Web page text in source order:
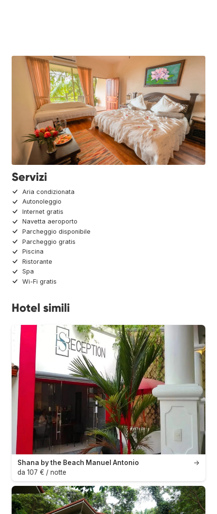
Servizi
Aria condizionata
Autonoleggio
Internet gratis
Navetta aeroporto
Parcheggio disponibile
Parcheggio gratis
Piscina
Ristorante
Spa
Wi-Fi gratis
Hotel simili
→
Shana by the Beach Manuel Antonio
da 107 € / notte